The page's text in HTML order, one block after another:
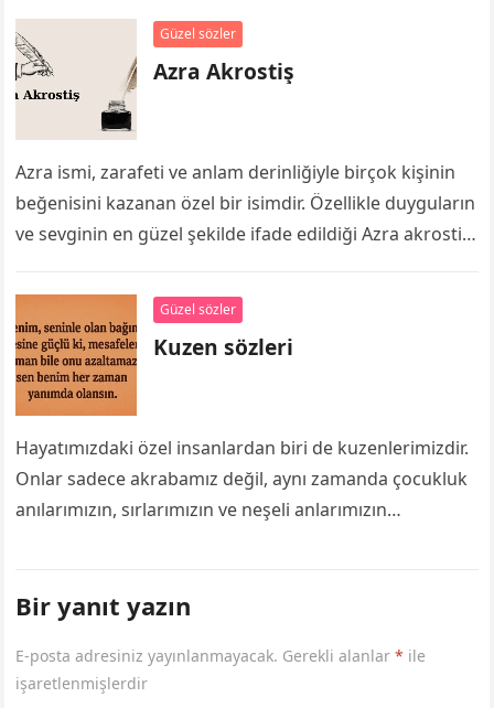
Güzel sözler
Azra Akrostiş
Azra ismi, zarafeti ve anlam derinliğiyle birçok kişinin
beğenisini kazanan özel bir isimdir. Özellikle duyguların
ve sevginin en güzel şekilde ifade edildiği Azra akrostiş
Güzel sözler
Kuzen sözleri
Hayatımızdaki özel insanlardan biri de kuzenlerimizdir.
Onlar sadece akrabamız değil, aynı zamanda çocukluk
anılarımızın, sırlarımızın ve neşeli anlarımızın
Bir yanıt yazın
E-posta adresiniz yayınlanmayacak. Gerekli alanlar* ile
işaretlenmişlerdir